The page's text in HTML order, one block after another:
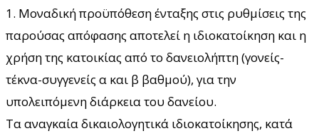
1. Μοναδική προϋπόθεση ένταξης στις ρυθμίσεις της
παρούσας απόφασης αποτελεί η ιδιοκατοίκηση και η
χρήση της κατοικίας από το δανειολήπτη (γονείς-
τέκνα-συγγενείς α και β βαθμού), για την
υπολειπόμενη διάρκεια του δανείου.
Τα αναγκαία δικαιολογητικά ιδιοκατοίκησης, κατά